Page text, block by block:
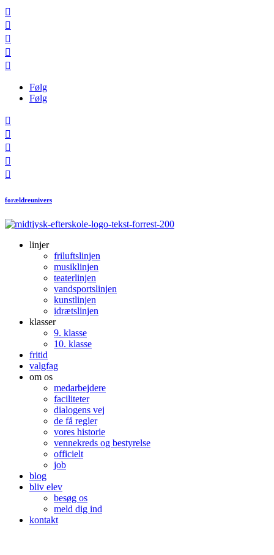





Følg
Følg





forældreunivers
linjer
friluftslinjen
musiklinjen
teaterlinjen
vandsportslinjen
kunstlinjen
idrætslinjen
klasser
9. klasse
10. klasse
fritid
valgfag
om os
medarbejdere
faciliteter
dialogens vej
de få regler
vores historie
vennekreds og bestyrelse
officielt
job
blog
bliv elev
besøg os
meld dig ind
kontakt